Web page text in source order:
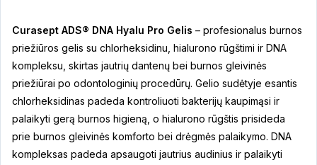
Curasept ADS® DNA Hyalu Pro Gelis – profesionalus burnos
priežiūros gelis su chlorheksidinu, hialurono rūgštimi ir DNA
kompleksu, skirtas jautrių dantenų bei burnos gleivinės
priežiūrai po odontologinių procedūrų. Gelio sudėtyje esantis
chlorheksidinas padeda kontroliuoti bakterijų kaupimąsi ir
palaikyti gerą burnos higieną, o hialurono rūgštis prisideda
prie burnos gleivinės komforto bei drėgmės palaikymo. DNA
kompleksas padeda apsaugoti jautrius audinius ir palaikyti